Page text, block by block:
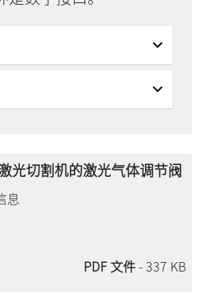
光切割机的激光气体调节阀
息
PDF 文件- 337 KB